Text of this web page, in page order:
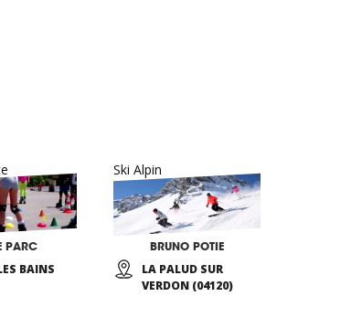
PARC
BAINS
Ski Alpin
BRUNO POTIE
LA PALUD SUR
VERDON (04120)